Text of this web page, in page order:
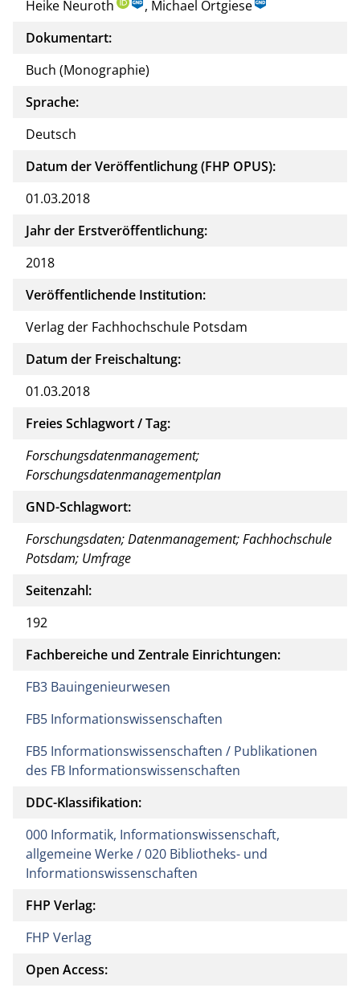
Heike Neuroth
, Michael Ortgiese
Dokumentart:
Buch (Monographie)
Sprache:
Deutsch
Datum der Veröffentlichung (FHP OPUS):
01.03.2018
Jahr der Erstveröffentlichung:
2018
Veröffentlichende Institution:
Verlag der Fachhochschule Potsdam
Datum der Freischaltung:
01.03.2018
Freies Schlagwort / Tag:
Forschungsdatenmanagement;
Forschungsdatenmanagementplan
GND-Schlagwort:
Forschungsdaten; Datenmanagement; Fachhochschule
Potsdam; Umfrage
Seitenzahl:
192
Fachbereiche und Zentrale Einrichtungen:
FB3 Bauingenieurwesen
FB5 Informationswissenschaften
FB5 Informationswissenschaften / Publikationen
des FB Informationswissenschaften
DDC-Klassifikation:
000 Informatik, Informationswissenschaft,
allgemeine Werke / 020 Bibliotheks- und
Informationswissenschaften
FHP Verlag:
FHP Verlag
Open Access: